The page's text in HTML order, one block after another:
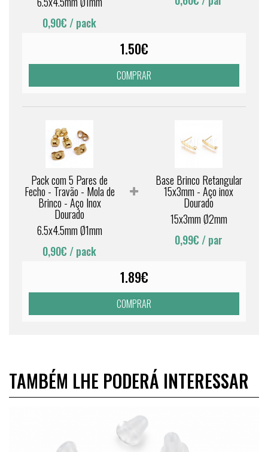
0,90€ / pack
1.50€
COMPRAR
Pack com 5 Pares de
Fecho - Travão - Mola de
Brinco - Aço Inox
Dourado
6.5x4.5mm Ø1mm
0,90€ / pack
Base Brinco Retangular
15x3mm - Aço inox
Dourado
15x3mm Ø2mm
0,99€ / par
1.89€
COMPRAR
TAMBÉM LHE PODERÁ INTERESSAR